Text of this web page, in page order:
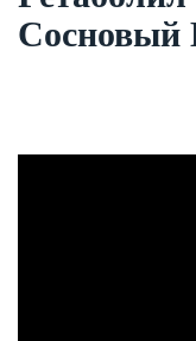
Сосновый